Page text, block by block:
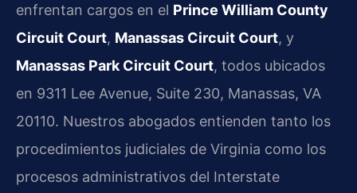
enfrentan cargos en el Prince William County
Circuit Court, Manassas Circuit Court, y
Manassas Park Circuit Court, todos ubicados
en 9311 Lee Avenue, Suite 230, Manassas, VA
20110. Nuestros abogados entienden tanto los
procedimientos judiciales de Virginia como los
procesos administrativos del Interstate